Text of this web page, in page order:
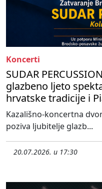
Koncerti
SUDAR
glazbeno ljeto
hrvatske tradicije i
Kazališno-koncertna
poziva ljubitelje glazb...
20.07.2026. u 17:30